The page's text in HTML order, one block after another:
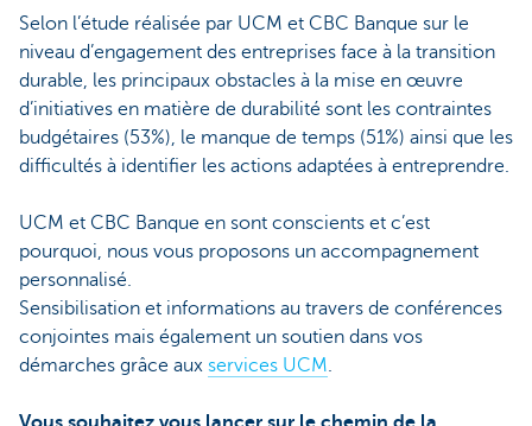
Selon l’étude réalisée par UCM et CBC Banque sur le
niveau d’engagement des entreprises face à la transition
durable, les principaux obstacles à la mise en œuvre
d’initiatives en matière de durabilité sont les contraintes
budgétaires (53%), le manque de temps (51%) ainsi que les
difficultés à identifier les actions adaptées à entreprendre.
UCM et CBC Banque en sont conscients et c’est
pourquoi, nous vous proposons un accompagnement
personnalisé.
Sensibilisation et informations au travers de conférences
conjointes mais également un soutien dans vos
démarches grâce aux services UCM.